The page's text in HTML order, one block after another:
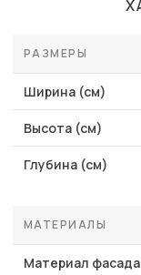
РАЗМЕРЫ
Ширина (см)
Высота (см)
Глубина (см)
МАТЕРИАЛЫ
Материал фасада